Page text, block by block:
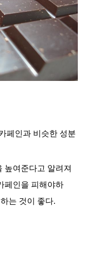
페인과 비슷한 성분
높여준다고 알려져
페인을 피해야하
는 것이 좋다.